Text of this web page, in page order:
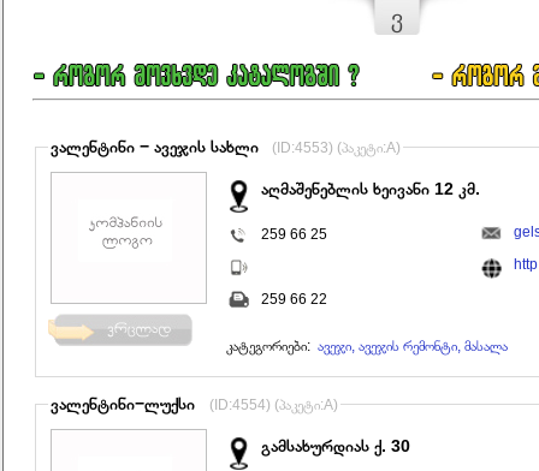
ვ
ვალენტინი − ავეჯის სახლი (ID:4553) (პაკეტი:A)
აღმაშენებლის ხეივანი 12 კმ.
259 66 25
259 66 22
კატეგორიები: ავეჯი, ავეჯის რემონტი, მასალა
ვალენტინი−ლუქსი (ID:4554) (პაკეტი:A)
გამსახურდიას ქ. 30